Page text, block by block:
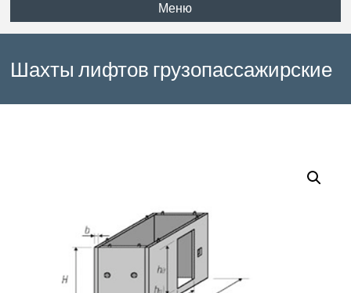
Меню
Шахты лифтов грузопассажирские